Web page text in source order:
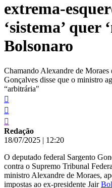
extrema-
‘sistema’ quer
Bolsonaro
Chamando Alexandre de Moraes
Gonçalves disse que o ministro
“arbitrária"
Redação
18/07/2025 | 12:20
O deputado federal Sargento
contra o Supremo Tribunal
ministro Alexandre de Moraes,
impostas ao ex-presidente Jair